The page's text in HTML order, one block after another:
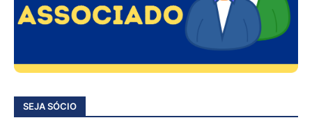
SEJA SÓCIO